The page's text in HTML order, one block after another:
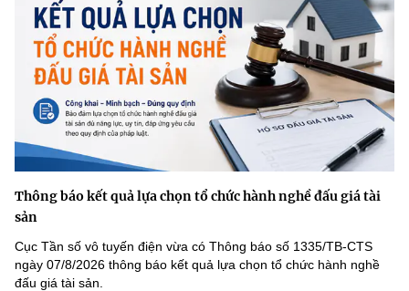
Thông báo kết quả lựa chọn tổ chức hành nghề đấu giá tài
sản
Cục Tần số vô tuyến điện vừa có Thông báo số 1335/TB-CTS
ngày 07/8/2026 thông báo kết quả lựa chọn tổ chức hành nghề
đấu giá tài sản.